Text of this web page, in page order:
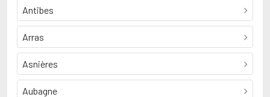
Antibes
Arras
Asnières
Aubagne